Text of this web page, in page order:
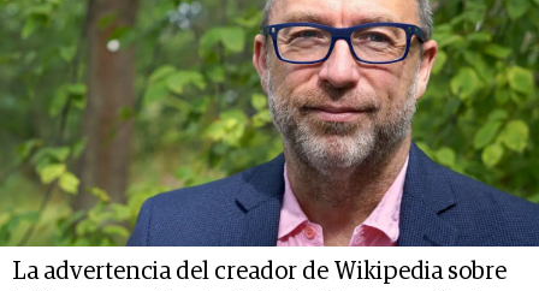
La advertencia del creador de Wikipedia sobre